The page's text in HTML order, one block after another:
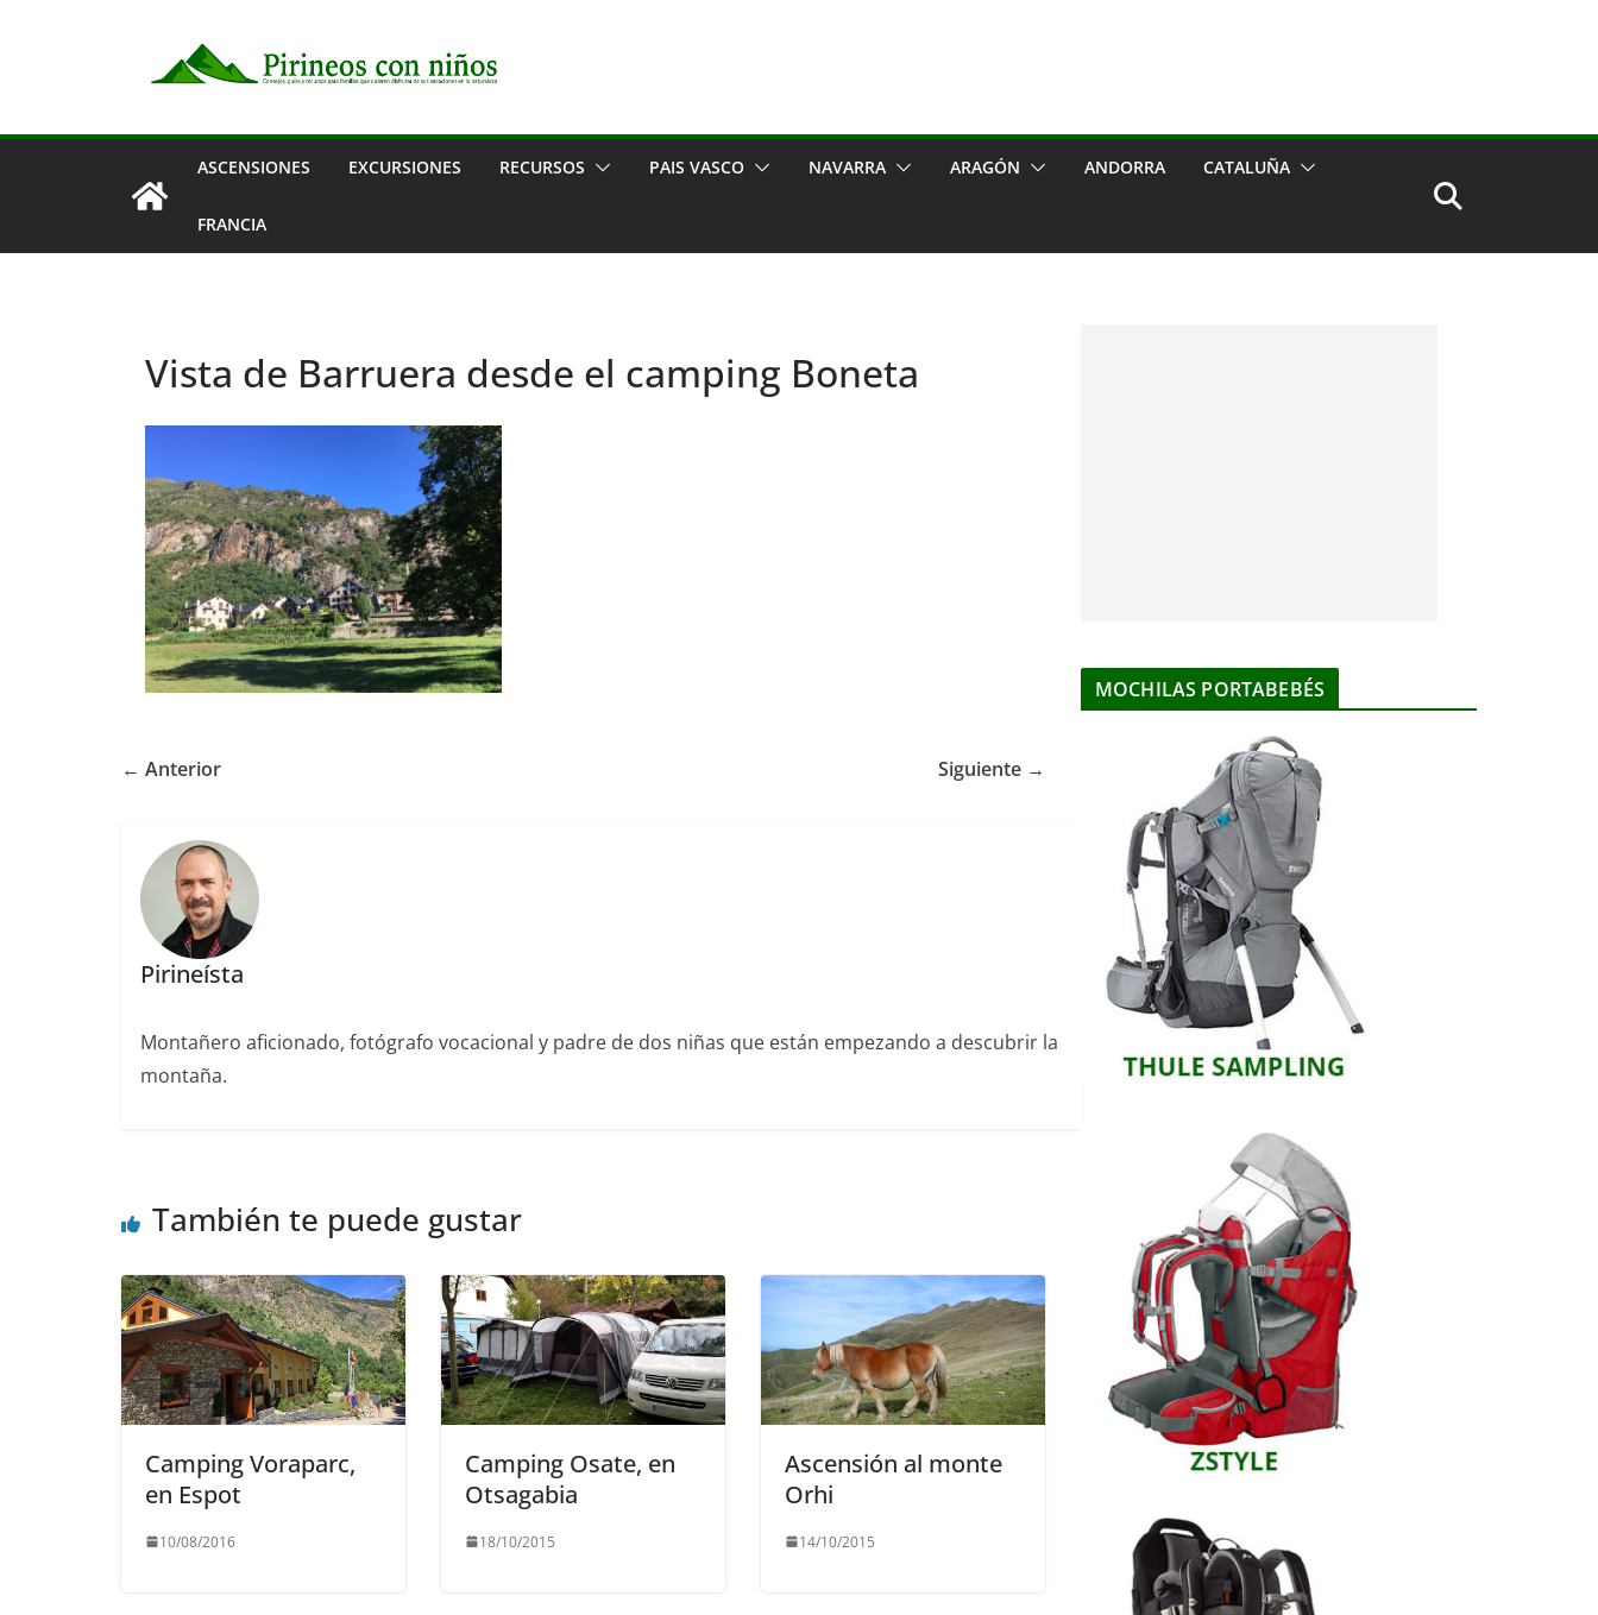
ASCENSIONES EXCURSIONES RECURSOS PAIS VASCO NAVARRA ARAGÓN ANDORRA CATALUÑA
FRANCIA
Vista de Barruera desde el camping Boneta
← Anterior Siguiente →
Pirineísta
Montañero aficionado, fotógrafo vocacional y padre de dos niñas que están empezando a descubrir la
montaña.
También te puede gustar
Camping Voraparc,
en Espot
10/08/2016
Camping Osate, en
Otsagabia
18/10/2015
Ascensión al monte
Orhi
14/10/2015
MOCHILAS PORTABEBÉS